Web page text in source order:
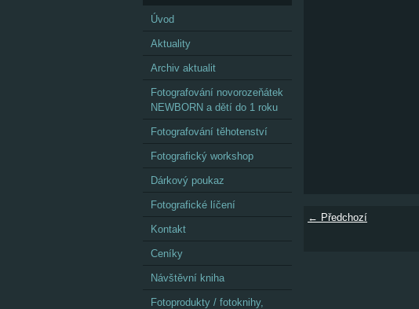
← Předchozí
Úvod
Aktuality
Archiv aktualit
Fotografování novorozeňátek
NEWBORN a dětí do 1 roku
Fotografování těhotenství
Fotografický workshop
Dárkový poukaz
Fotografické líčení
Kontakt
Ceníky
Návštěvní kniha
Fotoprodukty / fotoknihy,